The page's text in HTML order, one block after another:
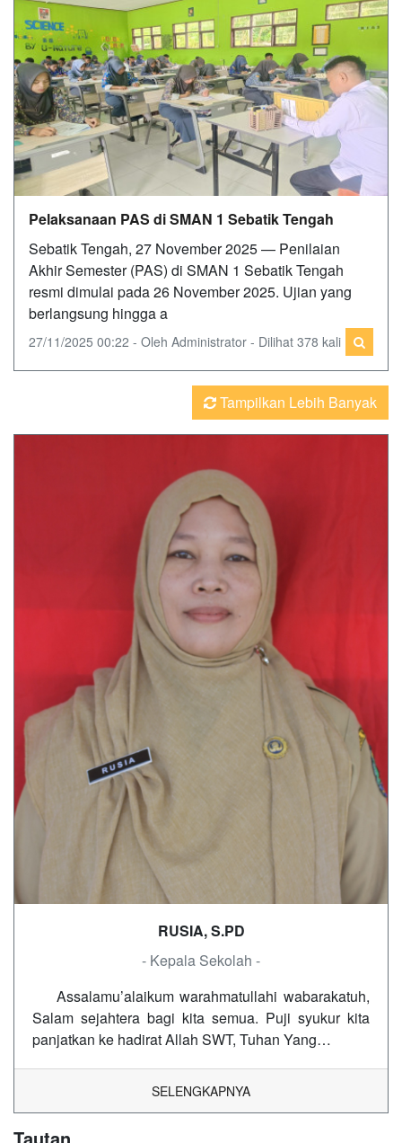
Pelaksanaan PAS di SMAN 1 Sebatik Tengah
Sebatik Tengah, 27 November 2025 — Penilaian
Akhir Semester (PAS) di SMAN 1 Sebatik Tengah
resmi dimulai pada 26 November 2025. Ujian yang
berlangsung hingga a
27/11/2025 00:22 - Oleh Administrator - Dilihat 378 kali
Tampilkan Lebih Banyak
RUSIA, S.PD
- Kepala Sekolah -
Assalamu’alaikum warahmatullahi wabarakatuh,
Salam sejahtera bagi kita semua. Puji syukur kita
panjatkan ke hadirat Allah SWT, Tuhan Yang…
SELENGKAPNYA